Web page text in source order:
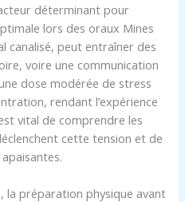
déterminant pour
lors des oraux Mines
canalisé, peut entraîner des
voire une communication
dose modérée de stress
rendant l’expérience
vital de comprendre les
cette tension et de
la préparation physique avant